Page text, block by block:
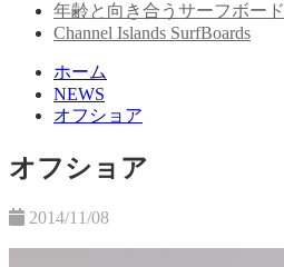
年齢と向き合うサーフボード
Channel Islands SurfBoards
ホーム
NEWS
オフショア
オフショア
2014/11/08